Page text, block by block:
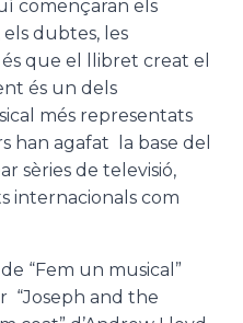
començaran els
dubtes, les
és que el llibret creat el
és un dels
més representats
han agafat la base del
sèries de televisió,
internacionals com
“Fem un musical”
“Joseph and the